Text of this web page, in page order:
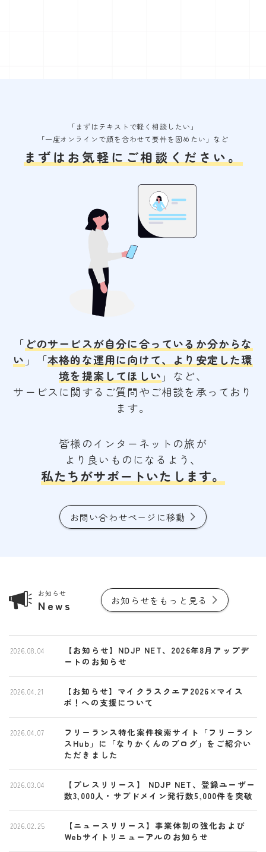
「まずはテキストで軽く相談したい」
「一度オンラインで顔を合わせて要件を固めたい」など
まずはお気軽にご相談ください。
「 どのサービスが自分に合っているか分からな
い 」「本格的な運用に向けて、より安定した環
境を提案してほしい 」など、
サービスに関するご質問やご相談を承っており
ます。
皆様のインターネットの旅が
より良いものになるよう、
私たちがサポートいたします。
お問い合わせページに移動
お知らせ
News お知らせをもっと見る
【お知らせ】NDJP NET、2026年8月アップデ
ートのお知らせ
2026.08.04
【お知らせ】マイクラスクエア2026×マイス
ポ！への支援について
2026.04.21
フリーランス特化案件検索サイト「フリーラン
スHub」に「なりかくんのブログ」をご紹介い
ただきました
2026.04.07
【プレスリリース】 NDJP NET、登録ユーザー
数3,000人・サブドメイン発行数5,000件を突破
2026.03.04
【ニュースリリース】事業体制の強化および
Webサイトリニューアルのお知らせ
2026.02.25